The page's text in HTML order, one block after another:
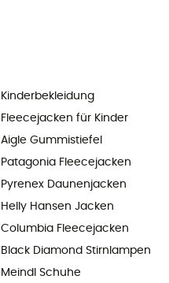
Kinderbekleidung
Fleecejacken für Kinder
Aigle Gummistiefel
Patagonia Fleecejacken
Pyrenex Daunenjacken
Helly Hansen Jacken
Columbia Fleecejacken
Black Diamond Stirnlampen
Meindl Schuhe